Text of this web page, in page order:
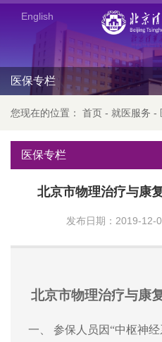
English
医保专栏
您现在的位置： 首页 - 就医服务 -
医保专栏
北京市物理治疗与康
发布日期：2019-12-
北京市物理治疗与康
一、 参保人员因“中枢神